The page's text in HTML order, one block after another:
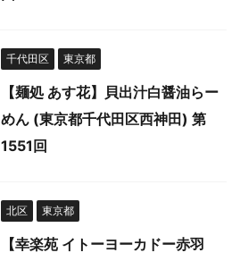
千代田区 東京都
【麺処 あす花】貝出汁白醤油らー
めん (東京都千代田区西神田) 第
1551回
北区 東京都
【幸楽苑 イトーヨーカドー赤羽